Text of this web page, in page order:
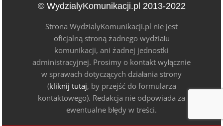
© WydzialyKomunikacji.pl 2013-2022
Strona WydzialyKomunikacji.pl nie jest
oficjalną stroną żadnego wydziału
komunikacji, ani żadnej jednostki
administracyjnej. Prosimy o kontakt wyłącznie
w sprawach dotyczących działania strony
(kliknij tutaj, by przejść do formularza
kontaktowego). Redakcja nie odpowiada za
ewentualne błędy w treści.